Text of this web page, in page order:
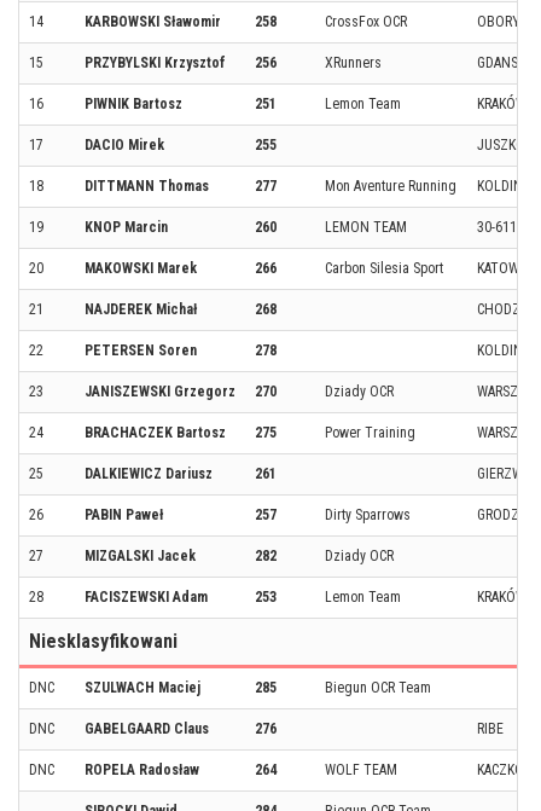
14 KARBOWSKI Sławomir 258 CrossFox OCR OBORY
15 PRZYBYLSKI Krzysztof 256 XRunners GDANSK
16 PIWNIK Bartosz 251 Lemon Team KRAKÓW
17 DACIO Mirek 255
18 DITTMANN Thomas 277 Mon Aventure Running KOLDING
19 KNOP Marcin 260 LEMON TEAM 30-611
20 MAKOWSKI Marek 266 Carbon Silesia Sport KATOWICE
21 NAJDEREK Michał 268 CHODZIEŻ
22 PETERSEN Soren 278 KOLDING
23 JANISZEWSKI Grzegorz 270 Dziady OCR
24 BRACHACZEK Bartosz 275 Power Training
25 DALKIEWICZ Dariusz 261
26 PABIN Paweł 257 Dirty Sparrows
27 MIZGALSKI Jacek 282 Dziady OCR
28 FACISZEWSKI Adam 253 Lemon Team KRAKÓW
Niesklasyfikowani
DNC SZULWACH Maciej 285 Biegun OCR Team
DNC GABELGAARD Claus 276 RIBE
DNC ROPELA Radosław 264 WOLF TEAM